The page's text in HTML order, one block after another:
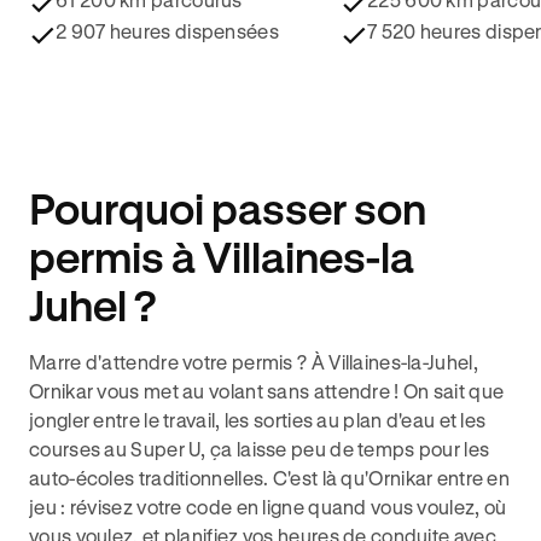
2 907 heures dispensées
7 520 heures
Pourquoi passer son
permis à Villaines-la
Juhel ?
Marre d'attendre votre permis ? À Villaines-la-Juhel,
Ornikar vous met au volant sans attendre ! On sait que
jongler entre le travail, les sorties au plan d'eau et les
courses au Super U, ça laisse peu de temps pour les
auto-écoles traditionnelles. C'est là qu'Ornikar entre en
jeu : révisez votre code en ligne quand vous voulez, où
vous voulez, et planifiez vos heures de conduite avec